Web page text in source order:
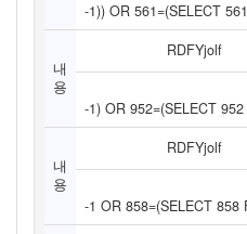
-1)) OR 561=(SELECT
내
용
RDFYjolf
-1) OR 952=(SELECT
내
용
RDFYjolf
-1 OR 858=(SELECT 858